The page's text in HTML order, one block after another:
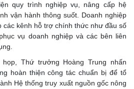
quy trình nghiệp vụ, nâng cấp hệ
vận hành thông suốt. Doanh nghiệp
các kênh hỗ trợ chính thức như đầu số
vụ doanh nghiệp và các bên liên
Thứ trưởng Hoàng Trung nhấn
hoàn thiện công tác chuẩn bị để tổ
Hệ thống truy xuất nguồn gốc nông